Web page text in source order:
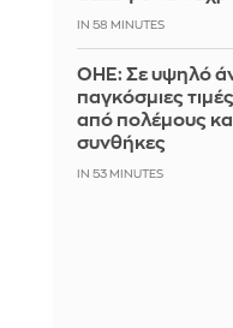
IN 58 MINUTES
ΟΗΕ: Σε υψηλό
παγκόσμιες
από πολέμους
συνθήκες
IN 53 MINUTES